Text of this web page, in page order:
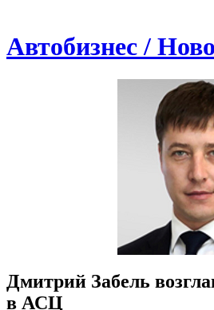
Автобизнес /
Дмитрий Забель
в АСЦ